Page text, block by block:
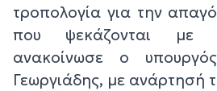
τροπολογία για την
που ψεκάζονται με
ανακοίνωσε ο
Γεωργιάδης, με ανάρτησή